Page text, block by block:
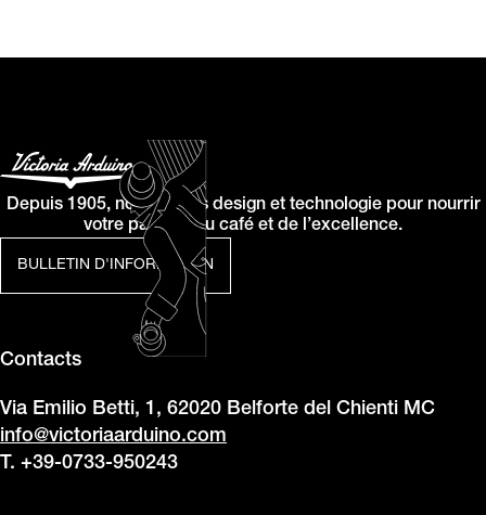
BULLETIN D'INFORMATION
Depuis 1905, nous allions design et technologie pour nourrir
votre passion du café et de l’excellence.
Contacts
Via Emilio Betti, 1, 62020 Belforte del Chienti MC
info@victoriaarduino.com
T. +39-0733-950243